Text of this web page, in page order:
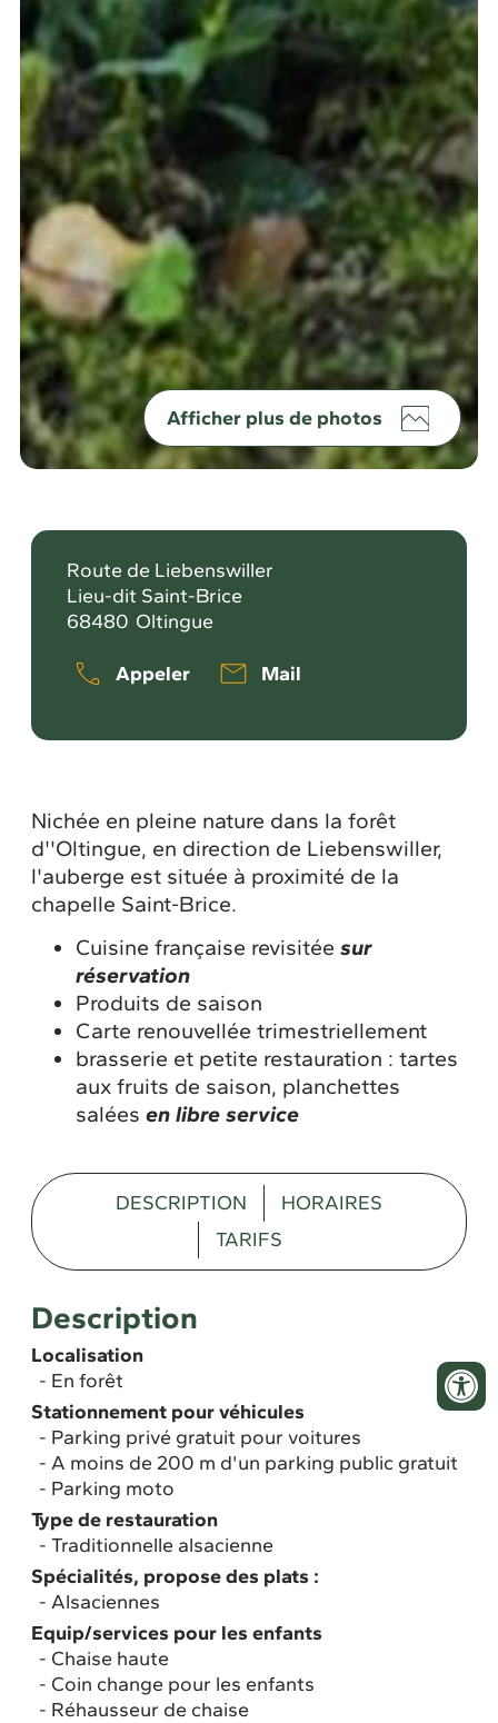
Afficher plus de photos
Route de Liebenswiller
Lieu-dit Saint-Brice
68480 Oltingue
Appeler Mail
Nichée en pleine nature dans la forêt
d''Oltingue, en direction de Liebenswiller,
l'auberge est située à proximité de la
chapelle Saint-Brice.
Cuisine française revisitéesur
réservation
Produits de saison
Carte renouvellée trimestriellement
brasserie et petite restauration : tartes
aux fruits de saison, planchettes
saléesen libre service
DESCRIPTION
HORAIRES
TARIFS
Description
Localisation
En forêt
Stationnement pour véhicules
Parking privé gratuit pour voitures
A moins de 200 m d'un parking public gratuit
Parking moto
Type de restauration
Traditionnelle alsacienne
Spécialités, propose des plats :
Alsaciennes
Equip/services pour les enfants
Chaise haute
Coin change pour les enfants
Réhausseur de chaise